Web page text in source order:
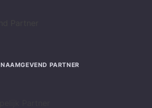
NAAMGEVEND PARTNER